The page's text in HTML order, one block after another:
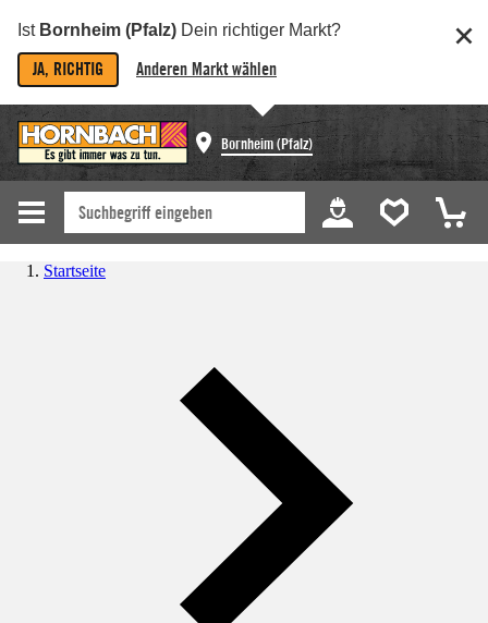
Ist Bornheim (Pfalz) Dein richtiger Markt?
JA, RICHTIG Anderen Markt wählen
Bornheim (Pfalz)
Startseite